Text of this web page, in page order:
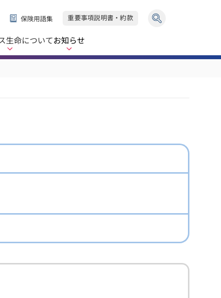
生命についてお知らせ
保険用語集 重要事項説明書・約款